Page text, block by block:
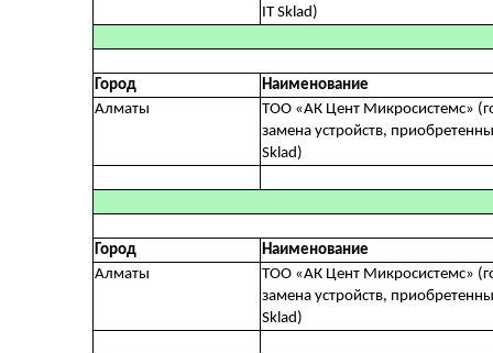
IT Sklad)
Город
Наименование
Алматы
ТОО «АК Цент Микросистемc»
замена устройств,
Sklad)
Город
Наименование
Алматы
ТОО «АК Цент Микросистемc»
замена устройств,
Sklad)